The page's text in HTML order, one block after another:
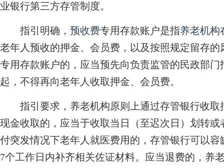
业银行第三方存管制度。
指引明确， 预收费专用存款账户是指养老机构
老年人预收的押金、会员费，以及按照规定留存
专用存款账户的，应当预先向负责监管的民政部
起，不得再向老年人收取押金、会员费。
指引要求，养老机构原则上通过存管银行收取
现金收取的，应当于收取当日（至迟次日）划转
付突发情况下老年人就医费用的，存管银行可以
7个工作日内补齐相关佐证材料。应当退费的，养